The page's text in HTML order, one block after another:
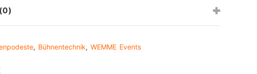
, Bühnentechnik, WEMME Events